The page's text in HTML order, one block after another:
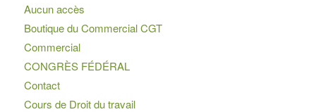
Aucun accès
Boutique du Commercial CGT
Commercial
CONGRÈS FÉDÉRAL
Contact
Cours de Droit du travail